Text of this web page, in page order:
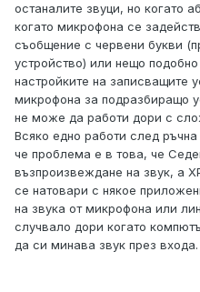
останалите звуци, но когато
когато микрофона се
съобщение с червени букви
устройство) или нещо
настройките на записващите
микрофона за подразбиращо
не може да работи дори с
Всяко едно работи след
че проблема е в това, че
възпроизвеждане на звук, а
се натовари с някое
на звука от микрофона или
случвало дори когато
да си минава звук през входа.